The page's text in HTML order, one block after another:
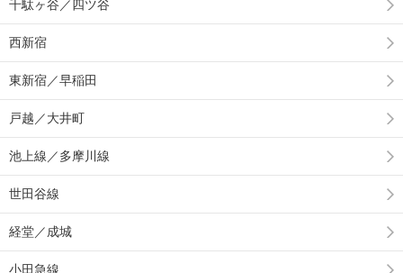
千駄ヶ谷／四ツ谷
西新宿
東新宿／早稲田
戸越／大井町
池上線／多摩川線
世田谷線
経堂／成城
小田急線